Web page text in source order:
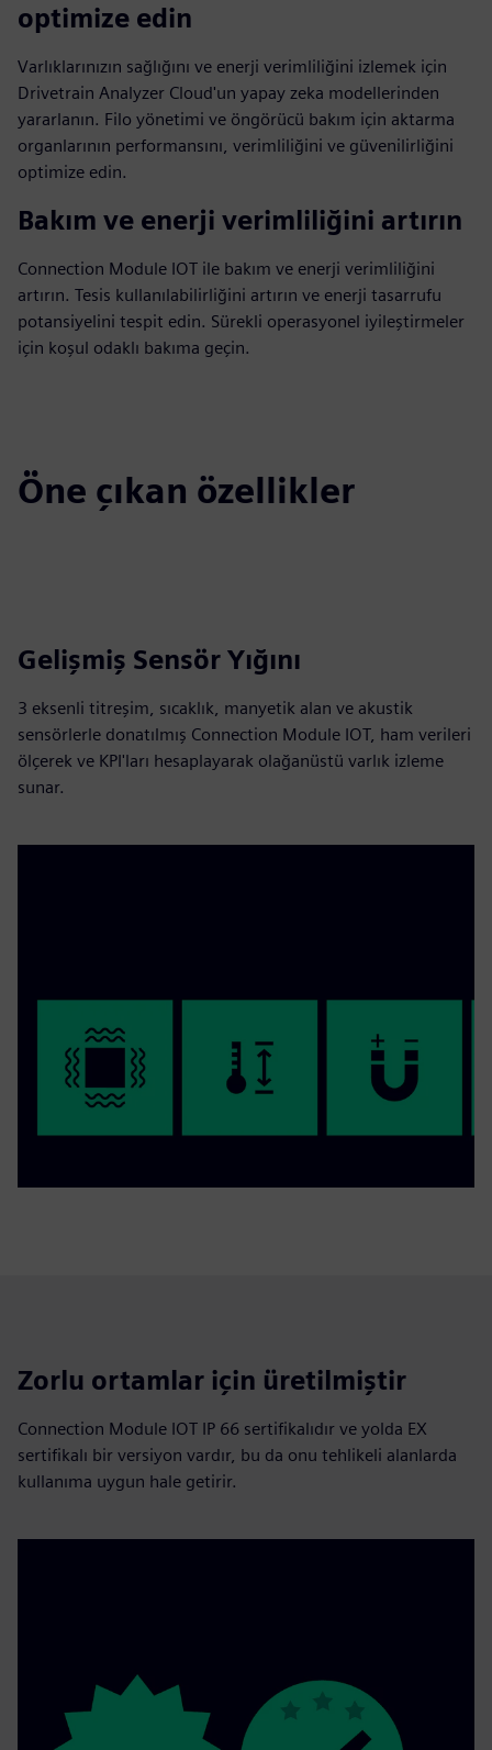
optimize edin
Varlıklarınızın sağlığını ve enerji verimliliğini izlemek için
Drivetrain Analyzer Cloud'un yapay zeka modellerinden
yararlanın. Filo yönetimi ve öngörücü bakım için aktarma
organlarının performansını, verimliliğini ve güvenilirliğini
optimize edin.
Bakım ve enerji verimliliğini artırın
Connection Module IOT ile bakım ve enerji verimliliğini
artırın. Tesis kullanılabilirliğini artırın ve enerji tasarrufu
potansiyelini tespit edin. Sürekli operasyonel iyileştirmeler
için koşul odaklı bakıma geçin.
Öne çıkan özellikler
Gelişmiş Sensör Yığını
3 eksenli titreşim, sıcaklık, manyetik alan ve akustik
sensörlerle donatılmış Connection Module IOT, ham verileri
ölçerek ve KPI'ları hesaplayarak olağanüstü varlık izleme
sunar.
Zorlu ortamlar için üretilmiştir
Connection Module IOT IP 66 sertifikalıdır ve yolda EX
sertifikalı bir versiyon vardır, bu da onu tehlikeli alanlarda
kullanıma uygun hale getirir.